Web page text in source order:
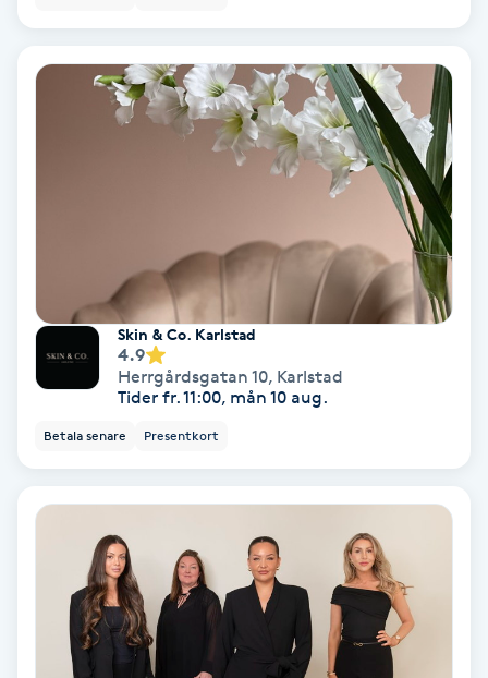
Fransförlängning Volym
Fransk manikyr
Friskvårdsmassage
Frisör
Färgning
Gel naglar
Skin & Co. Karlstad
4.9
Herrgårdsgatan 10, Karlstad
Tider fr. 11:00, mån 10 aug.
Betala senare Presentkort